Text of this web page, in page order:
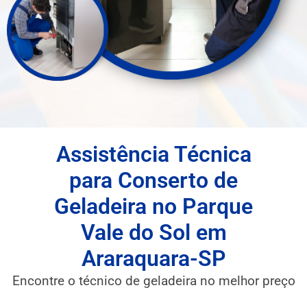
Assistência Técnica
para Conserto de
Geladeira no Parque
Vale do Sol em
Araraquara-SP
Encontre o técnico de geladeira no melhor preço